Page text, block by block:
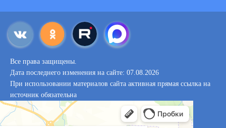
Все права защищены.
Дата последнего изменения на сайте: 07.08.2026
При использовании материалов сайта активная прямая ссылка на
источник обязательна